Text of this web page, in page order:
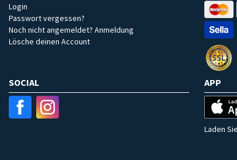
Login
Passwort vergessen?
Noch nicht angemeldet? Anmeldung
Lösche deinen Account
SOCIAL APP
Laden